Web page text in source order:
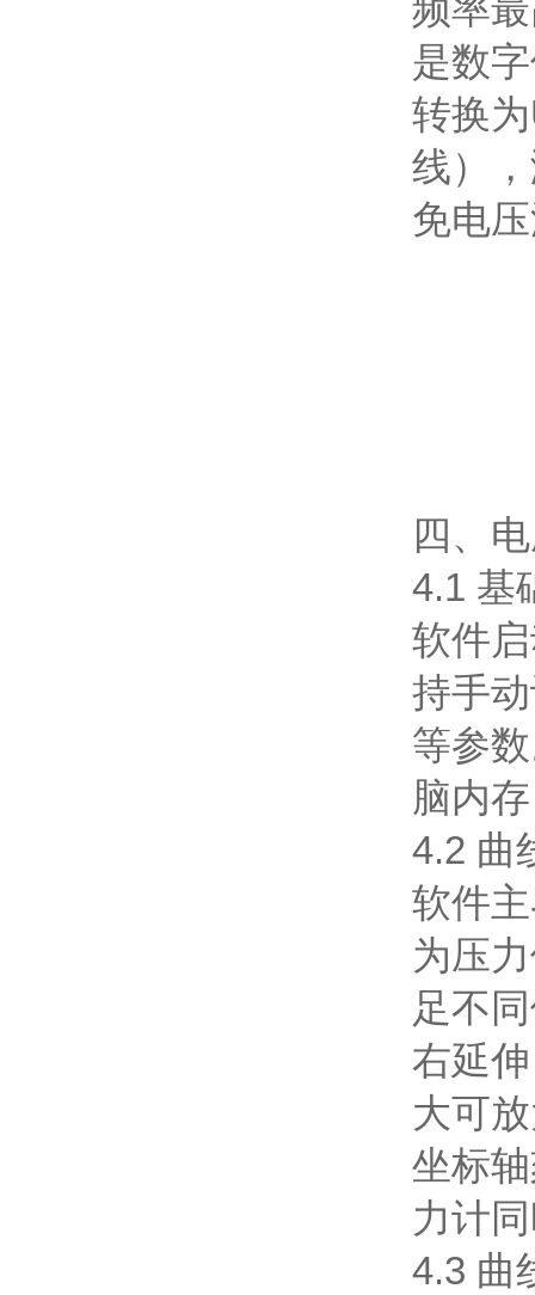
频率
是数
转换
线）
免电
四、
4.1 基
软件
持手
等参
脑内
4.2 曲
软件
为压
足不
右延
大可
坐标
力计
4.3 曲